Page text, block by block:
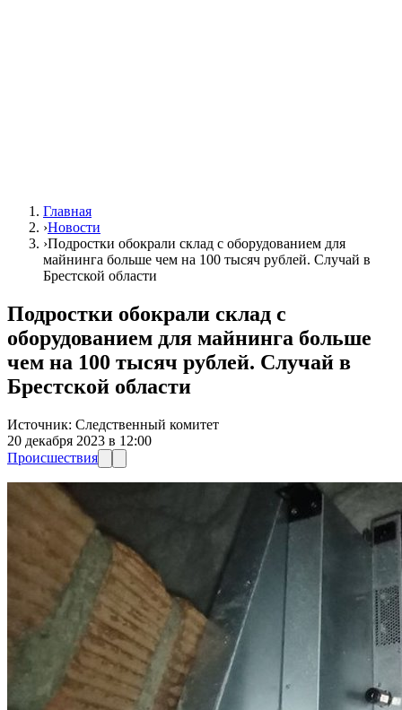
Главная
›Новости
›Подростки обокрали склад с оборудованием для
майнинга больше чем на 100 тысяч рублей. Случай в
Брестской области
Подростки обокрали склад с
оборудованием для майнинга больше
чем на 100 тысяч рублей. Случай в
Брестской области
Источник: Следственный комитет
20 декабря 2023 в 12:00
Происшествия